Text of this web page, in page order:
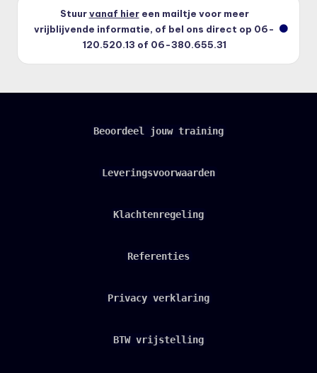
Stuurvanaf hiereen mailtje voor meer
vrijblijvende informatie, of bel ons direct op 06-
120.520.13 of 06-380.655.31
Beoordeel jouw training
Leveringsvoorwaarden
Klachtenregeling
Referenties
Privacy verklaring
BTW vrijstelling